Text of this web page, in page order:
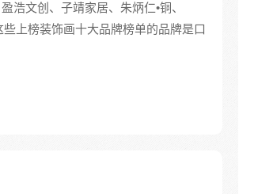
浩文创、子靖家居、朱炳仁•铜、
上榜装饰画十大品牌榜单的品牌是口